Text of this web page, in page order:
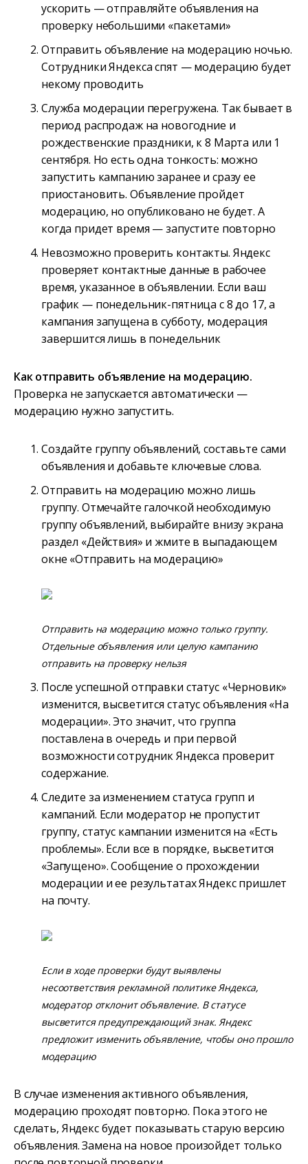
ускорить — отправляйте объявления на
проверку небольшими «пакетами»
Отправить объявление на модерацию ночью.
Сотрудники Яндекса спят — модерацию будет
некому проводить
Служба модерации перегружена. Так бывает в
период распродаж на новогодние и
рождественские праздники, к 8 Марта или 1
сентября. Но есть одна тонкость: можно
запустить кампанию заранее и сразу ее
приостановить. Объявление пройдет
модерацию, но опубликовано не будет. А
когда придет время — запустите повторно
Невозможно проверить контакты. Яндекс
проверяет контактные данные в рабочее
время, указанное в объявлении. Если ваш
график — понедельник-пятница с 8 до 17, а
кампания запущена в субботу, модерация
завершится лишь в понедельник
Как отправить объявление на модерацию.
Проверка не запускается автоматически —
модерацию нужно запустить.
Создайте группу объявлений, составьте сами
объявления и добавьте ключевые слова.
Отправить на модерацию можно лишь
группу. Отмечайте галочкой необходимую
группу объявлений, выбирайте внизу экрана
раздел «Действия» и жмите в выпадающем
окне «Отправить на модерацию»
Отправить на модерацию можно только группу.
Отдельные объявления или целую кампанию
отправить на проверку нельзя
После успешной отправки статус «Черновик»
изменится, высветится статус объявления «На
модерации». Это значит, что группа
поставлена в очередь и при первой
возможности сотрудник Яндекса проверит
содержание.
Следите за изменением статуса групп и
кампаний. Если модератор не пропустит
группу, статус кампании изменится на «Есть
проблемы». Если все в порядке, высветится
«Запущено». Сообщение о прохождении
модерации и ее результатах Яндекс пришлет
на почту.
Если в ходе проверки будут выявлены
несоответствия рекламной политике Яндекса,
модератор отклонит объявление. В статусе
высветится предупреждающий знак. Яндекс
предложит изменить объявление, чтобы оно прошло
модерацию
В случае изменения активного объявления,
модерацию проходят повторно. Пока этого не
сделать, Яндекс будет показывать старую версию
объявления. Замена на новое произойдет только